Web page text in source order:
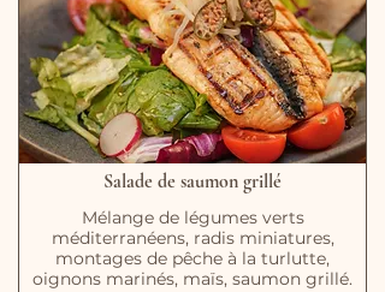
Salade de saumon grillé
Mélange de légumes verts
méditerranéens, radis miniatures,
montages de pêche à la turlutte,
oignons marinés, maïs, saumon grillé.